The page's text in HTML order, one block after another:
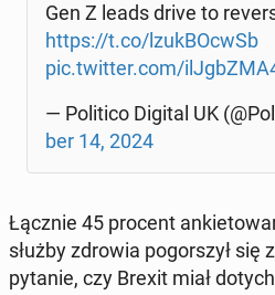
Gen Z leads drive to
https://t.co/lzuk­BO­cwSb
pic.twitter.com/
— Po­li­ti­co Digital UK
ber 14, 2024
Łącznie 45 procent
służby zdrowia po­gor­szył się
pytanie, czy Brexit miał